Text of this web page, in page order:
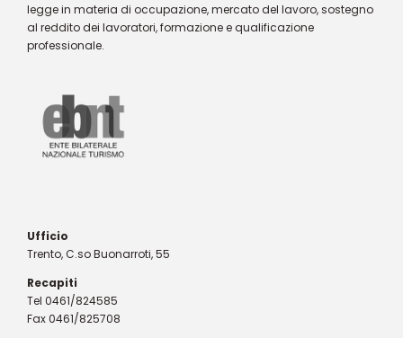
legge in materia di occupazione, mercato del lavoro, sostegno
al reddito dei lavoratori, formazione e qualificazione
professionale.
Ufficio
Trento, C.so Buonarroti, 55
Recapiti
Tel 0461/824585
Fax 0461/825708